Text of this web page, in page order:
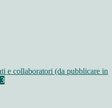
e collaboratori (da pubblicare in